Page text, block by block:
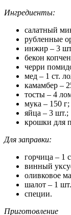
Ингредиенты:
салатный
рубленные
инжир – 3
бекон
черри
мед – 1 ст.
камамбер –
тосты – 4
мука – 150 г;
яйца – 3 шт.;
крошки для
Для заправки:
горчица – 1
винный
оливковое
шалот – 1
специи.
Приготовление